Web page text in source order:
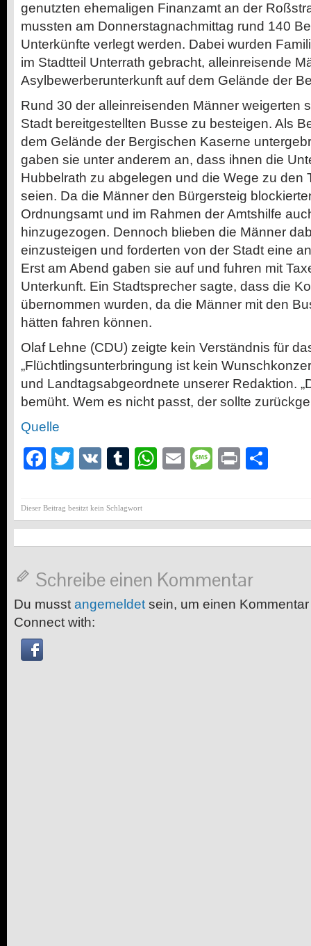
genutzten ehemaligen Finanzamt an der
mussten am Donnerstagnachmittag rund 140
Unterkünfte verlegt werden. Dabei wurden
im Stadtteil Unterrath gebracht, alleinreisende
Asylbewerberunterkunft auf dem Gelände der
Rund 30 der alleinreisenden Männer weigerten
Stadt bereitgestellten Busse zu besteigen. Als
dem Gelände der Bergischen Kaserne
gaben sie unter anderem an, dass ihnen die
Hubbelrath zu abgelegen und die Wege zu den
seien. Da die Männer den Bürgersteig
Ordnungsamt und im Rahmen der Amtshilfe
hinzugezogen. Dennoch blieben die Männer
einzusteigen und forderten von der Stadt eine
Erst am Abend gaben sie auf und fuhren mit
Unterkunft. Ein Stadtsprecher sagte, dass die
übernommen wurden, da die Männer mit den
hätten fahren können.
Olaf Lehne (CDU) zeigte kein Verständnis für
„Flüchtlingsunterbringung ist kein
und Landtagsabgeordnete unserer Redaktion.
bemüht. Wem es nicht passt, der sollte
Quelle
Facebook
Twitter
VK Tumblr
WhatsApp
EmailMessage
Print
Dieser Beitrag besitzt kein Schlagwort
Schreibe einen Kommentar
Du musst angemeldet sein, um einen
Connect with: